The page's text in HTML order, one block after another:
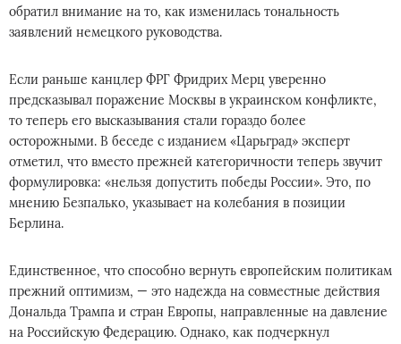
обратил внимание на то, как изменилась тональность
заявлений немецкого руководства.
Если раньше канцлер ФРГ Фридрих Мерц уверенно
предсказывал поражение Москвы в украинском конфликте,
то теперь его высказывания стали гораздо более
осторожными. В беседе с изданием «Царьград» эксперт
отметил, что вместо прежней категоричности теперь звучит
формулировка: «нельзя допустить победы России». Это, по
мнению Безпалько, указывает на колебания в позиции
Берлина.
Единственное, что способно вернуть европейским политикам
прежний оптимизм, — это надежда на совместные действия
Дональда Трампа и стран Европы, направленные на давление
на Российскую Федерацию. Однако, как подчеркнул